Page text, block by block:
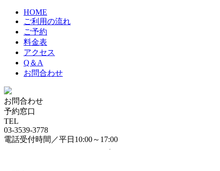
HOME
ご利用の流れ
ご予約
料金表
アクセス
Q＆A
お問合わせ
お問合わせ
予約窓口
TEL
03-3539-3778
電話受付時間／平日10:00～17:00